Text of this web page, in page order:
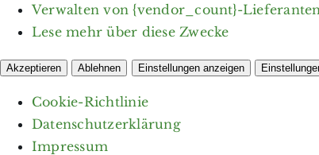
Verwalten von {vendor_count}-Lieferanten
Lese mehr über diese Zwecke
Akzeptieren Ablehnen Einstellungen anzeigen
Cookie-Richtlinie
Datenschutzerklärung
Impressum